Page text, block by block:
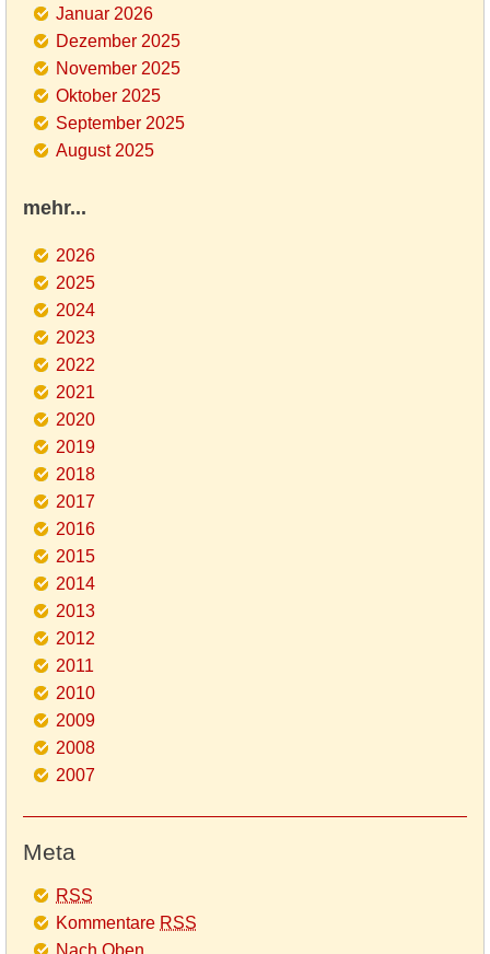
Januar 2026
Dezember 2025
November 2025
Oktober 2025
September 2025
August 2025
mehr...
2026
2025
2024
2023
2022
2021
2020
2019
2018
2017
2016
2015
2014
2013
2012
2011
2010
2009
2008
2007
Meta
RSS
Kommentare RSS
Nach Oben